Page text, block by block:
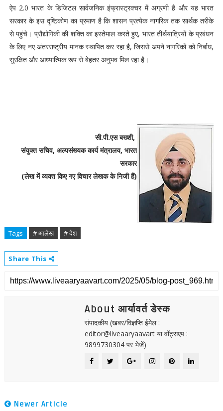
ऐप 2.0 भारत के डिजिटल सार्वजनिक इंफ्रास्ट्रक्चर में अग्रणी है और यह भारत
सरकार के इस दृष्टिकोण का प्रमाण है कि शासन प्रत्येक नागरिक तक सार्थक तरीके
से पहुंचे। प्रौद्योगिकी की शक्ति का इस्तेमाल करते हुए, भारत तीर्थयात्रियों के प्रबंधन
के लिए नए अंतरराष्ट्रीय मानक स्थापित कर रहा है, जिससे अपने नागरिकों को निर्बाध,
सुरक्षित और आध्यात्मिक रूप से बेहतर अनुभव मिल रहा है।
सी.पी.एस बख्शी,
संयुक्त सचिव, अल्पसंख्यक कार्य मंत्रालय, भारत
सरकार
(लेख में व्यक्त किए गए विचार लेखक के निजी हैं)
Tags # आलेख # देश
Share This
About आर्यावर्त डेस्क
संपादकीय (खबर/विज्ञप्ति ईमेल :
editor@liveaaryaavart या वॉट्सएप :
9899730304 पर भेजें)
Newer Article